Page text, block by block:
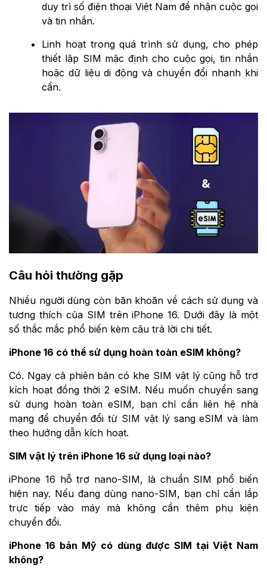
duy trì số điện thoại Việt Nam để nhận cuộc gọi
và tin nhắn.
Linh hoạt trong quá trình sử dụng, cho phép
thiết lập SIM mặc định cho cuộc gọi, tin nhắn
hoặc dữ liệu di động và chuyển đổi nhanh khi
cần.
Câu hỏi thường gặp
Nhiều người dùng còn băn khoăn về cách sử dụng và
tương thích của SIM trên iPhone 16. Dưới đây là một
số thắc mắc phổ biến kèm câu trả lời chi tiết.
iPhone 16 có thể sử dụng hoàn toàn eSIM không?
Có. Ngay cả phiên bản có khe SIM vật lý cũng hỗ trợ
kích hoạt đồng thời 2 eSIM. Nếu muốn chuyển sang
sử dụng hoàn toàn eSIM, bạn chỉ cần liên hệ nhà
mạng để chuyển đổi từ SIM vật lý sang eSIM và làm
theo hướng dẫn kích hoạt.
SIM vật lý trên iPhone 16 sử dụng loại nào?
iPhone 16 hỗ trợ nano-SIM, là chuẩn SIM phổ biến
hiện nay. Nếu đang dùng nano-SIM, bạn chỉ cần lắp
trực tiếp vào máy mà không cần thêm phụ kiện
chuyển đổi.
iPhone 16 bản Mỹ có dùng được SIM tại Việt Nam
không?